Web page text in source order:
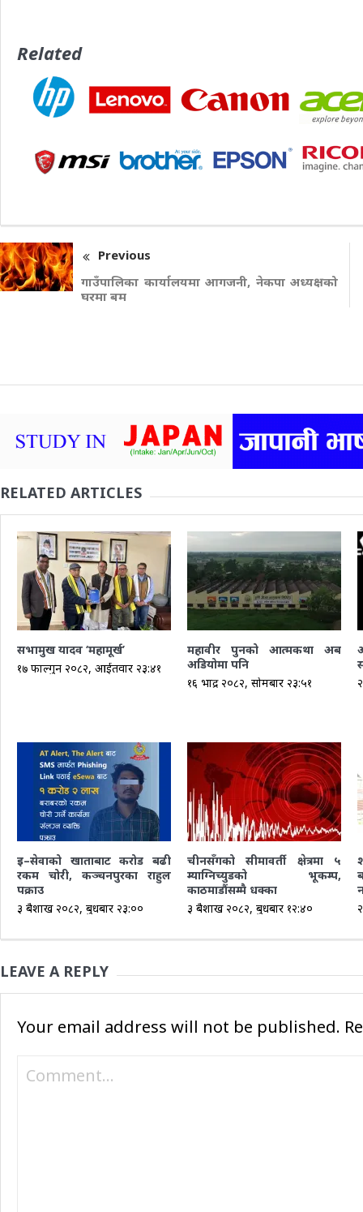
Related
Previous
गाउँपालिका कार्यालयमा आगजनी, नेकपा अध्यक्षको
घरमा बम
RELATED ARTICLES
सभामुख यादव ‘महामूर्ख’
१७ फाल्गुन २०८२, आईतवार २३:४१
महावीर पुनको आत्मकथा अब
अडियोमा पनि
१६ भाद्र २०८२, सोमबार २३:५१
इ–सेवाको खाताबाट करोड बढी
रकम चोरी, कञ्चनपुरका राहुल
पक्राउ
३ बैशाख २०८२, बुधबार २३:००
चीनसँगको सीमावर्ती क्षेत्रमा ५
म्याग्निच्युडको भूकम्प,
काठमाडौंसम्मै धक्का
३ बैशाख २०८२, बुधबार १२:४०
LEAVE A REPLY
Your email address will not be published.